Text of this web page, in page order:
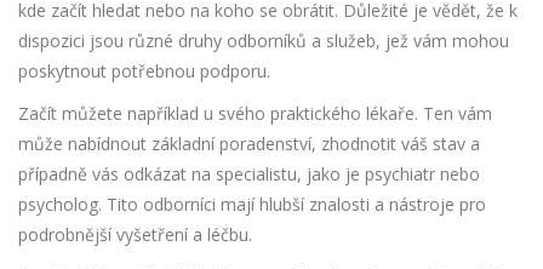
kde začít hledat nebo na koho se obrátit. Důležité je vědět, že k
dispozici jsou různé druhy odborníků a služeb, jež vám mohou
poskytnout potřebnou podporu.
Začít můžete například u svého praktického lékaře. Ten vám
může nabídnout základní poradenství, zhodnotit váš stav a
případně vás odkázat na specialistu, jako je psychiatr nebo
psycholog. Tito odborníci mají hlubší znalosti a nástroje pro
podrobnější vyšetření a léčbu.